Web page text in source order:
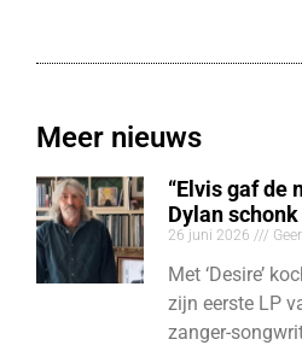
Meer nieuws
“Elvis gaf de
Dylan
26 juni 2026
Met ‘Desire’
zijn eerste LP
zanger-